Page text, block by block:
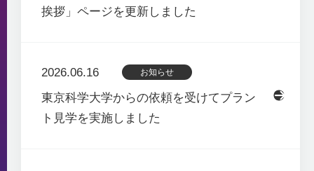
挨拶」ページを更新しました
2026.06.16 お知らせ
東京科学大学からの依頼を受けてプラン
ト見学を実施しました